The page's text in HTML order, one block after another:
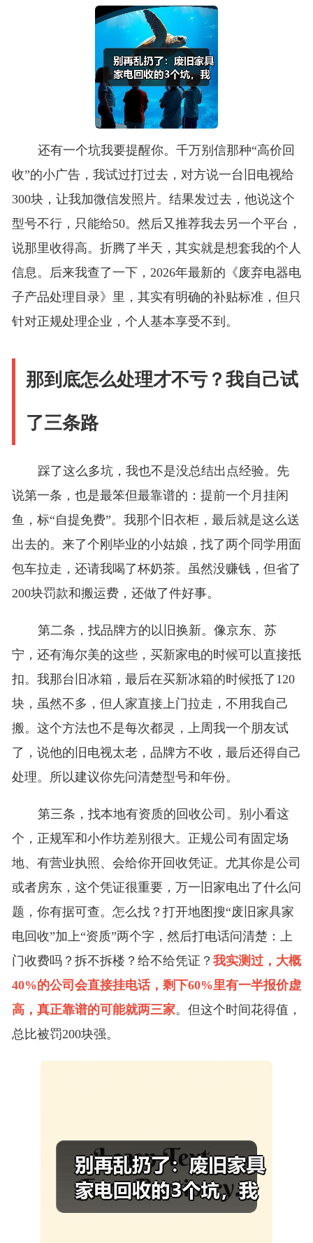
还有一个坑我要提醒你。千万别信那种“高价回
收”的小广告，我试过打过去，对方说一台旧电视给
300块，让我加微信发照片。结果发过去，他说这个
型号不行，只能给50。然后又推荐我去另一个平台，
说那里收得高。折腾了半天，其实就是想套我的个人
信息。后来我查了一下，2026年最新的《废弃电器电
子产品处理目录》里，其实有明确的补贴标准，但只
针对正规处理企业，个人基本享受不到。
那到底怎么处理才不亏？我自己试
了三条路
踩了这么多坑，我也不是没总结出点经验。先
说第一条，也是最笨但最靠谱的：提前一个月挂闲
鱼，标“自提免费”。我那个旧衣柜，最后就是这么送
出去的。来了个刚毕业的小姑娘，找了两个同学用面
包车拉走，还请我喝了杯奶茶。虽然没赚钱，但省了
200块罚款和搬运费，还做了件好事。
第二条，找品牌方的以旧换新。像京东、苏
宁，还有海尔美的这些，买新家电的时候可以直接抵
扣。我那台旧冰箱，最后在买新冰箱的时候抵了120
块，虽然不多，但人家直接上门拉走，不用我自己
搬。这个方法也不是每次都灵，上周我一个朋友试
了，说他的旧电视太老，品牌方不收，最后还得自己
处理。所以建议你先问清楚型号和年份。
第三条，找本地有资质的回收公司。别小看这
个，正规军和小作坊差别很大。正规公司有固定场
地、有营业执照、会给你开回收凭证。尤其你是公司
或者房东，这个凭证很重要，万一旧家电出了什么问
题，你有据可查。怎么找？打开地图搜“废旧家具家
电回收”加上“资质”两个字，然后打电话问清楚：上
门收费吗？拆不拆楼？给不给凭证？ 我实测过，大概
40%的公司会直接挂电话，剩下60%里有一半报价虚
高，真正靠谱的可能就两三家。但这个时间花得值，
总比被罚200块强。